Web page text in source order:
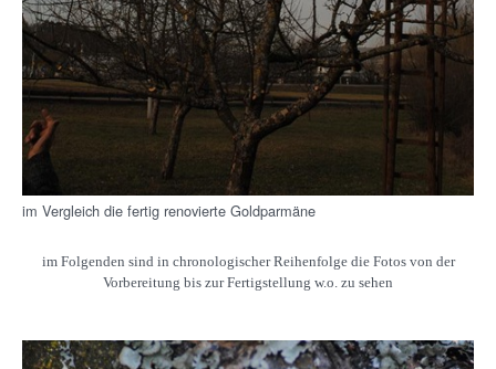
im Vergleich die fertig renovierte Goldparmäne
im Folgenden sind in chronologischer Reihenfolge die Fotos von der
Vorbereitung bis zur Fertigstellung w.o. zu sehen